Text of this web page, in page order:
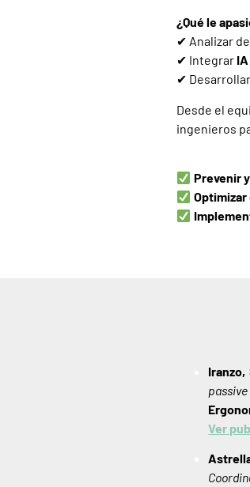
¿Qué le
✔ Analizar
✔ Integrar
✔
Desde el
ingenieros
Prevenir
Iranzo,
Ver